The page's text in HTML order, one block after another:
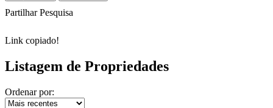
Partilhar Pesquisa
Link copiado!
Listagem de Propriedades
Ordenar por: